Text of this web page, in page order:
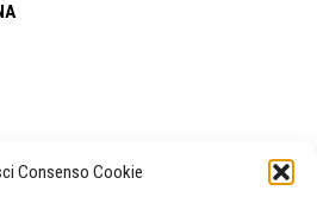
Consenso Cookie
338 5714978 (orario apertura Galleria)